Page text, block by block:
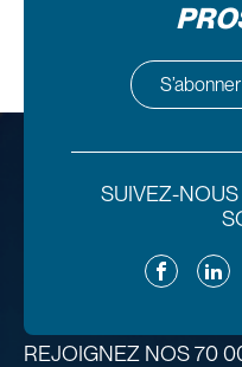
SUIVEZ-
Facebook
REJOIGNEZ NOS 70